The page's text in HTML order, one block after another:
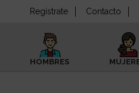
Regístrate Contacto
HOMBRES